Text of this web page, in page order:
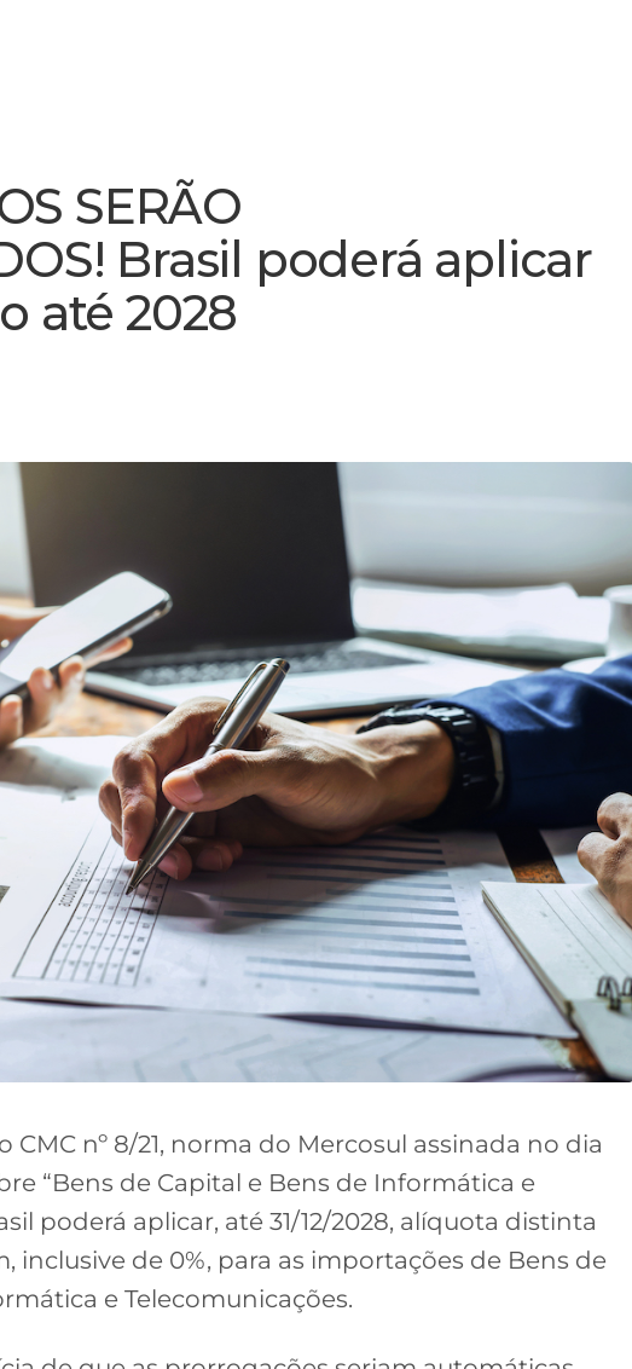
SERÃO
Brasil poderá aplicar
até 2028
CMC nº 8/21, norma do Mercosul assinada no dia
“Bens de Capital e Bens de Informática e
poderá aplicar, até 31/12/2028, alíquota distinta
inclusive de 0%, para as importações de Bens de
e Telecomunicações.